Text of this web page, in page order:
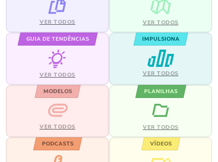
VER TODOS VER TODOS
GUIA DE TENDÊNCIAS
VER TODOS
IMPULSIONA
VER TODOS
MODELOS
VER TODOS
PLANILHAS
VER TODOS
PODCASTS VÍDEOS